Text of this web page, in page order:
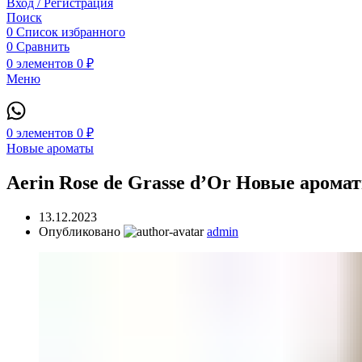
Вход / Регистрация
Поиск
0 Список избранного
0 Сравнить
0 элементов 0 ₽
Меню
0 элементов 0 ₽
Новые ароматы
Aerin Rose de Grasse d’Or Новые
13.12.2023
Опубликовано
admin